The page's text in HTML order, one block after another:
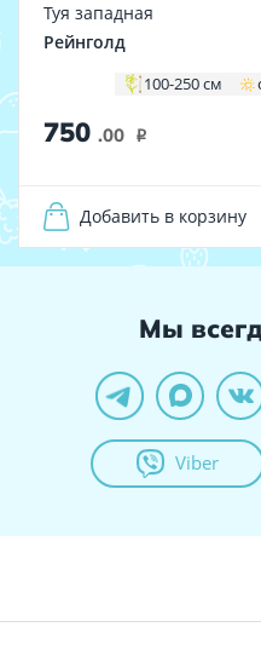
Туя западная
Рейнголд
100-250 см
750 .00 i
Добавить в корзину
Мы
Viber